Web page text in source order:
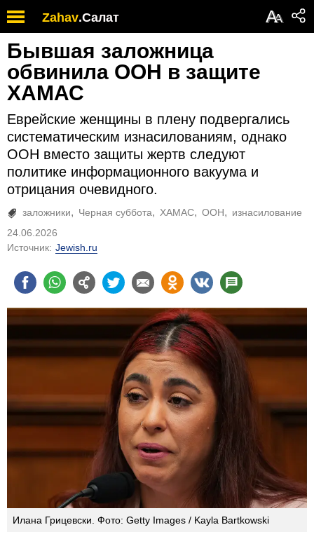
Zahav.Салат АА
Бывшая заложница
обвинила ООН в защите
ХАМАС
Еврейские женщины в плену подвергались
систематическим изнасилованиям, однако
ООН вместо защиты жертв следуют
политике информационного вакуума и
отрицания очевидного.
заложники Черная суббота ХАМАС ООН
изнасилование
24.06.2026
Источник: Jewish.ru
Илана Грицевски. Фото: Getty Images / Kayla Bartkowski